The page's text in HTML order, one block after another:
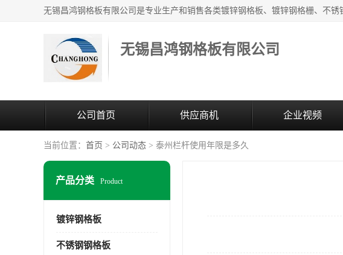
无锡昌鸿钢格板有限公司
公司首页 供应商机 企业视频
当前位置： 首页 > 公司动态 > 泰州栏杆使用年限是多久
产品分类 Product
镀锌钢格板
不锈钢钢格板